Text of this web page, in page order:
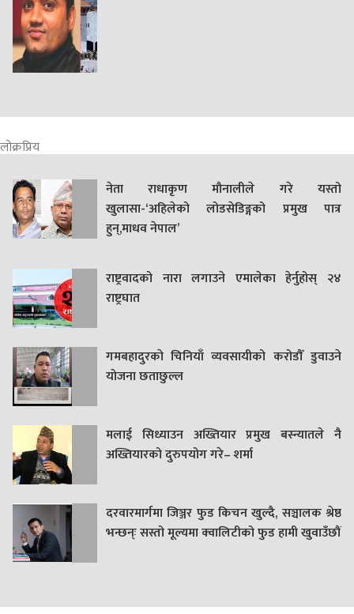
लोक्रप्रिय
नेता राधाकृण मौनालीले गरे यस्तो
खुलासा-‘अहिलेको लोडसेडिङ्गको प्रमुख पात्र
हुन्,माधव नेपाल’
राष्ट्रवादको नारा लगाउने एमालेका हेर्नुहोस् २४
राष्ट्रघात
गमबहादुरकाे चिनियाँ व्यवसायीको करोडौँ डुवाउने
याेजना छताछुल्ल
मलाई सिध्याउन अख्तियार प्रमुख बस्न्यातले नै
अख्तियारको दुरुपयोग गरे– शर्मा
दरवारमार्गमा जिञ्जर फुड किचन खुल्दै, सञ्चालक श्रेष्ठ
भन्छन्ः सस्तो मूल्यमा क्वालिटीको फुड हामी खुवाउँछौं